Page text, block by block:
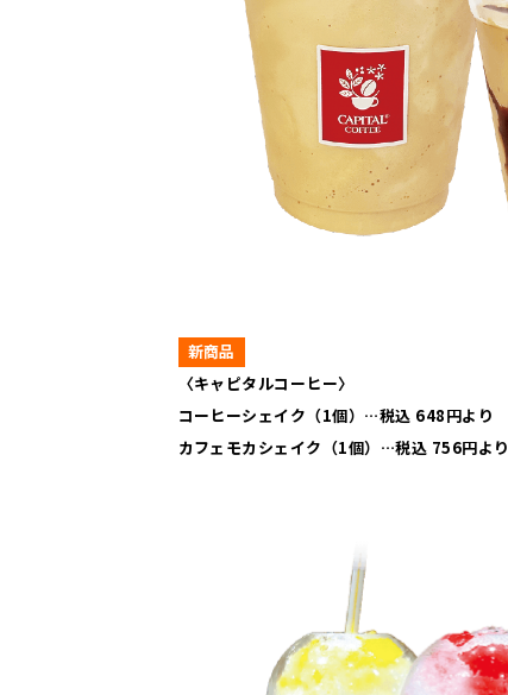
新商品
〈キャピタルコーヒー〉
コーヒーシェイク（1個）…税込 648円より
カフェモカシェイク（1個）…税込 756円より